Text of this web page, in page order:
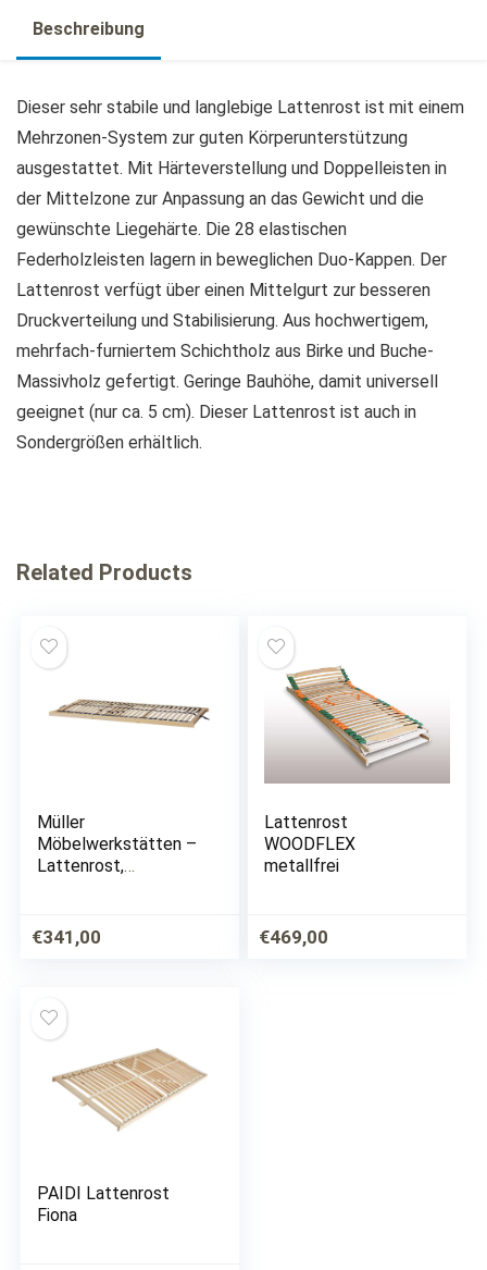
Beschreibung
Dieser sehr stabile und langlebige Lattenrost ist mit einem
Mehrzonen-System zur guten Körperunterstützung
ausgestattet. Mit Härteverstellung und Doppelleisten in
der Mittelzone zur Anpassung an das Gewicht und die
gewünschte Liegehärte. Die 28 elastischen
Federholzleisten lagern in beweglichen Duo-Kappen. Der
Lattenrost verfügt über einen Mittelgurt zur besseren
Druckverteilung und Stabilisierung. Aus hochwertigem,
mehrfach-furniertem Schichtholz aus Birke und Buche-
Massivholz gefertigt. Geringe Bauhöhe, damit universell
geeignet (nur ca. 5 cm). Dieser Lattenrost ist auch in
Sondergrößen erhältlich.
Related Products
Müller
Möbelwerkstätten –
Lattenrost,
€341,00
Lattenrost
WOODFLEX
metallfrei
€469,00
PAIDI Lattenrost
Fiona